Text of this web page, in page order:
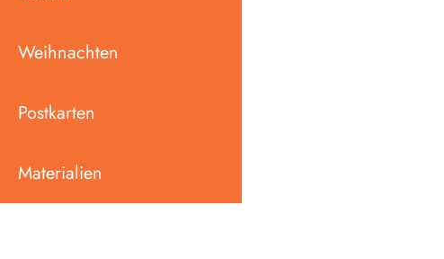
Weihnachten
Postkarten
Materialien